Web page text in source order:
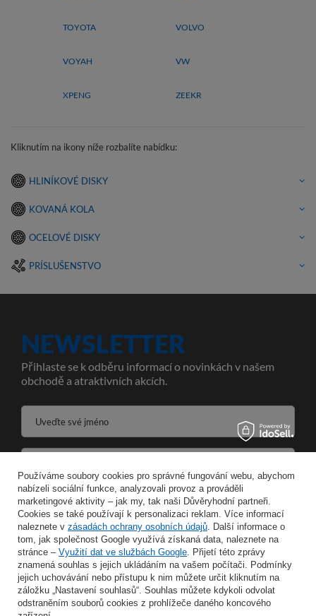
TOYOTA VOLVO
VOYAH VW
XPENG ZEEKR
Kliknutím na ikony níže rozbalíte nabídku:
HLINÍKOVÉ DISKY
KOVANÁ KOLA
OCELOVÉ DISKY
PRÍSLUŠENSTVO
NEWSLETTER
Přihlaste se k odběru informací o novinkách v našem
obchodě a atraktivních akcích.
Uveďte své jméno
Souhlasím se zpracováním svých osobních údajů pro účely a v rozsahu služby Newsletter ve formátu
ULOŽIT
INFORMACE
Používáme soubory cookies pro správné fungování webu, abychom
nabízeli sociální funkce, analyzovali provoz a prováděli
marketingové aktivity – jak my, tak naši Důvěryhodní partneři.
Cookies se také používají k personalizaci reklam. Více informací
naleznete v zásadách ochrany osobních údajů. Další informace o
tom, jak společnost Google využívá získaná data, naleznete na
stránce – Využití dat ve službách Google. Přijetí této zprávy
znamená souhlas s jejich ukládáním na vašem počítači. Podmínky
jejich uchovávání nebo přístupu k nim můžete určit kliknutím na
záložku „Nastavení souhlasů“. Souhlas můžete kdykoli odvolat
odstraněním souborů cookies z prohlížeče daného koncového